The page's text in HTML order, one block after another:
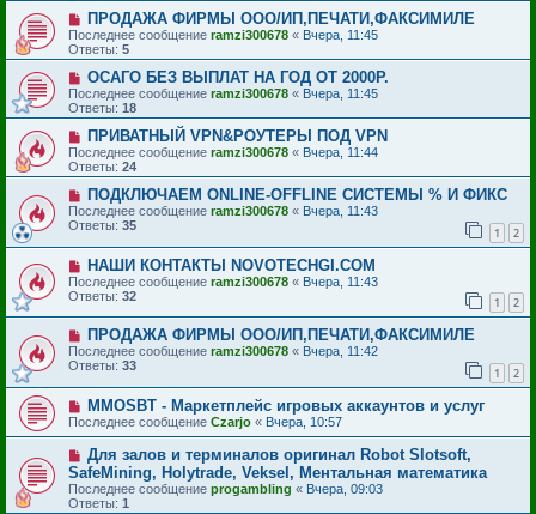
ПРОДАЖА ФИРМЫ ООО/ИП,ПЕЧАТИ,ФАКСИМИЛЕ
Последнее сообщение ramzi300678 « Вчера, 11:45
Ответы: 5
ОСАГО БЕЗ ВЫПЛАТ НА ГОД ОТ 2000Р.
Последнее сообщение ramzi300678 « Вчера, 11:45
Ответы: 18
ПРИВАТНЫЙ VPN&РОУТЕРЫ ПОД VPN
Последнее сообщение ramzi300678 « Вчера, 11:44
Ответы: 24
ПОДКЛЮЧАЕМ ONLINE-OFFLINE СИСТЕМЫ % И ФИКС
Последнее сообщение ramzi300678 « Вчера, 11:43
Ответы: 35 1 2
НАШИ КОНТАКТЫ NOVOTECHGI.COM
Последнее сообщение ramzi300678 « Вчера, 11:43
Ответы: 32 1 2
ПРОДАЖА ФИРМЫ ООО/ИП,ПЕЧАТИ,ФАКСИМИЛЕ
Последнее сообщение ramzi300678 « Вчера, 11:42
Ответы: 33 1 2
MMOSBT - Маркетплейс игровых аккаунтов и услуг
Последнее сообщение Czarjo « Вчера, 10:57
Для залов и терминалов оригинал Robot Slotsoft,
SafeMining, Holytrade, Veksel, Ментальная математика
Последнее сообщение progambling « Вчера, 09:03
Ответы: 1